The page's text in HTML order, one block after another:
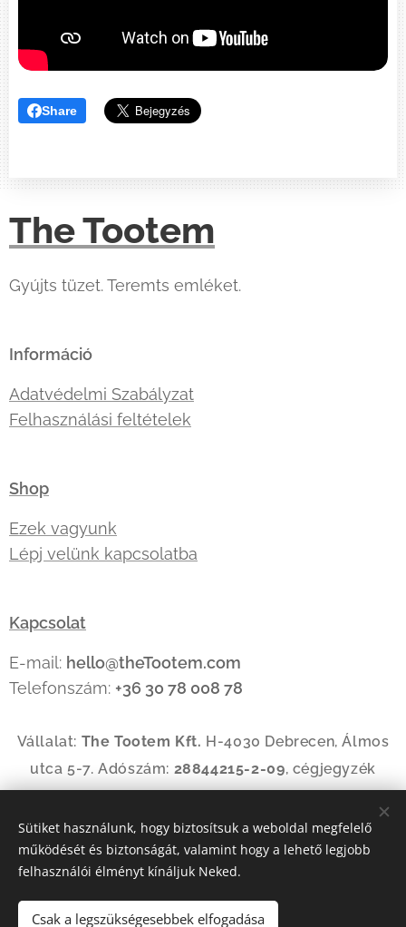
Share
The Tootem
Gyújts tüzet. Teremts emléket.
Információ
Adatvédelmi Szabályzat
Felhasználási feltételek
Shop
Ezek vagyunk
Lépj velünk kapcsolatba
Kapcsolat
E-mail: hello@theTootem.com
Telefonszám: +36 30 78 008 78
Vállalat: The Tootem Kft. H-4030 Debrecen, Álmos
utca 5-7. Adószám: 28844215-2-09, cégjegyzék
szám:09-09-035144
Az oldalt aWebnodeműködteti Sütik
Magyar
American English
Sütiket használunk, hogy biztosítsuk a weboldal megfelelő
működését és biztonságát, valamint hogy a lehető legjobb
felhasználói élményt kínáljuk Neked.
Csak a legszükségesebbek elfogadása